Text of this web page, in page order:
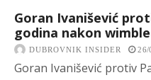
Goran Ivanišević
godina nakon
DUBROVNIK INSIDER 26/
Goran Ivanišević protiv